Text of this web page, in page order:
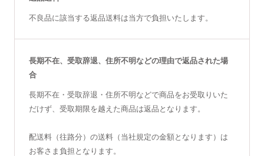
不良品に該当する返品送料は当方で負担いたします。
長期不在、受取辞退、住所不明などの理由で返品された場
合
長期不在・受取辞退・住所不明などで商品をお受取りいた
だけず、受取期限を越えた商品は返品となります。
配送料（往路分）の送料（当社規定の金額となります）は
お客さま負担となります。